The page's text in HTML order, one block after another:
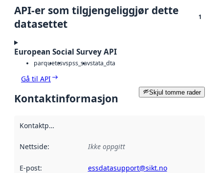
API-er som tilgjengeliggjør dette
datasettet
1
European Social Survey API
parquetcsvspss_savstata_dta
Gå til API
Skjul tomme rader
Kontaktinformasjon
Kontaktpunkt
Nettside: Ikke oppgitt
E-post: essdatasupport@sikt.no